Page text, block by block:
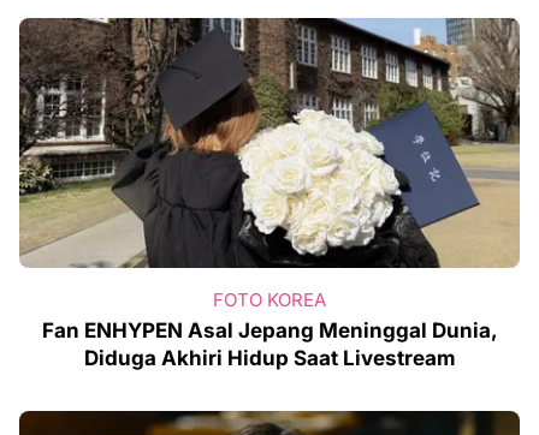
FOTO KOREA
Fan ENHYPEN Asal Jepang Meninggal Dunia,
Diduga Akhiri Hidup Saat Livestream